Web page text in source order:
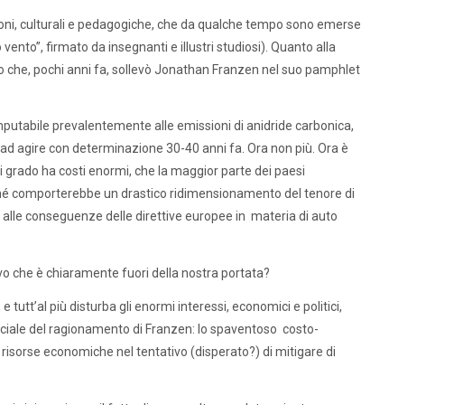
culturali e pedagogiche, che da qualche tempo sono emerse
firmato da insegnanti e illustri studiosi). Quanto alla
pochi anni fa, sollevò Jonathan Franzen nel suo pamphlet
prevalentemente alle emissioni di anidride carbonica,
agire con determinazione 30-40 anni fa. Ora non più. Ora è
ha costi enormi, che la maggior parte dei paesi
comporterebbe un drastico ridimensionamento del tenore di
conseguenze delle direttive europee in materia di auto
che è chiaramente fuori della nostra portata?
tutt’al più disturba gli enormi interessi, economici e politici,
del ragionamento di Franzen: lo spaventoso costo-
economiche nel tentativo (disperato?) di mitigare di